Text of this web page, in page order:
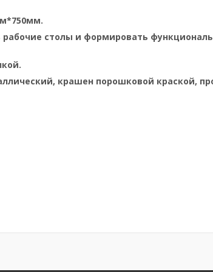
столы и формировать
крашен порошковой краской,